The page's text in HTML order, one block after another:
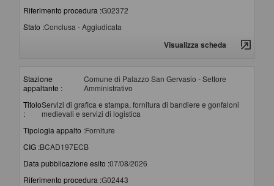
Riferimento procedura :G02372
Stato :Conclusa - Aggiudicata
Visualizza scheda
Stazione
appaltante :
Comune di Palazzo San Gervasio - Settore
Amministrativo
Titolo
:
Servizi di grafica e stampa, fornitura di bandiere e gonfaloni
medievali e servizi di logistica
Tipologia appalto :Forniture
CIG :BCAD197ECB
Data pubblicazione esito :07/08/2026
Riferimento procedura :G02443